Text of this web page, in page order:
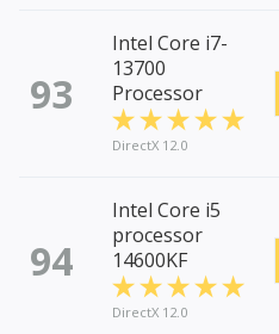
93
Intel Core i7-
13700
Processor
DirectX 12.0
94
Intel Core i5
processor
14600KF
DirectX 12.0